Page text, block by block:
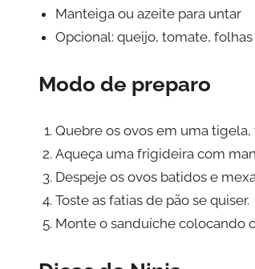
Manteiga ou azeite para untar
Opcional: queijo, tomate,
Modo de preparo
Quebre os ovos em uma
Aqueça uma frigideira com
Despeje os ovos batidos e
Toste as fatias de pão se quiser.
Monte o sanduíche colocando